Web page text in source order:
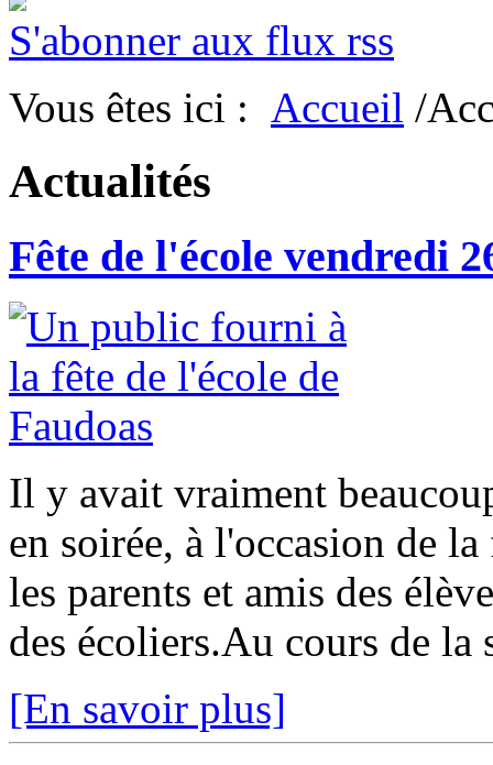
S'abonner aux flux rss
Vous êtes ici : Accueil /
Actualités
Fête de l'école vendredi
Il y avait vraiment
en soirée, à l'occasion de
les parents et amis des
des écoliers.Au cours de la
[En savoir plus]